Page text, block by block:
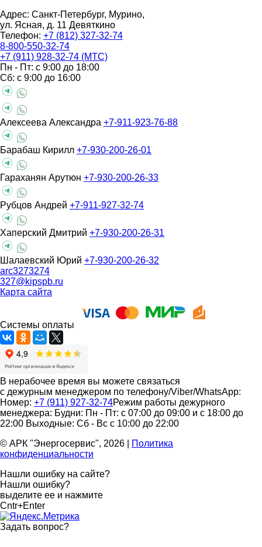
Адрес: Санкт-Петербург, Мурино,
ул. Ясная, д. 11 Девяткино
Телефон: +7 (812) 327-32-74
8-800-550-32-74
+7 (911) 928-32-74 (МТС)
Пн - Пт: с 9:00 до 18:00
Сб: с 9:00 до 16:00
Алексеева Александра +7-911-923-76-88
Барабаш Кирилл +7-930-200-26-01
Гараханян Арутюн +7-930-200-26-33
Рубцов Андрей +7-911-927-32-74
Хаперский Дмитрий +7-930-200-26-31
Шалаевский Юрий +7-930-200-26-32
arc3273274
327@kipspb.ru
Карта сайта
Системы оплаты
В нерабочее время вы можете связаться
с дежурным менеджером по телефону/Viber/WhatsApp:
Номер: +7 (911) 927-32-74Режим работы дежурного
менеджера: Будни: Пн - Пт: с 07:00 до 09:00 и с 18:00 до
22:00 Выходные: Сб - Вс с 10:00 до 22:00
© АРК "Энергосервис", 2026
Политика
конфиденциальности
Нашли ошибку на сайте?
Нашли ошибку?
выделите ее и нажмите
Cntr+Enter
Задать вопрос?